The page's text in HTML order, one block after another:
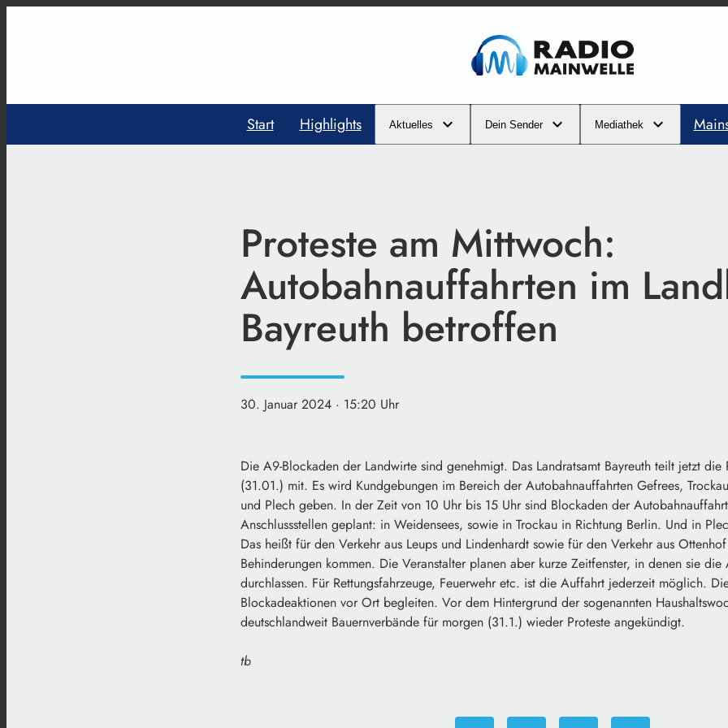
Start Highlights Aktuelles Dein Sender Mediathek
Proteste am Mittwoch:
Autobahnauffahrten im
Bayreuth betroffen
30. Januar 2024 · 15:20 Uhr
Die A9-Blockaden der Landwirte sind genehmigt. Das Landratsamt Bayreuth teilt jetzt
(31.01.) mit. Es wird Kundgebungen im Bereich der Autobahnauffahrten Gefrees,
und Plech geben. In der Zeit von 10 Uhr bis 15 Uhr sind Blockaden der
Anschlussstellen geplant: in Weidensees, sowie in Trockau in Richtung Berlin. Und in
Das heißt für den Verkehr aus Leups und Lindenhardt sowie für den Verkehr aus
Behinderungen kommen. Die Veranstalter planen aber kurze Zeitfenster, in denen sie
durchlassen. Für Rettungsfahrzeuge, Feuerwehr etc. ist die Auffahrt jederzeit möglich.
Blockadeaktionen vor Ort begleiten. Vor dem Hintergrund der sogenannten
deutschlandweit Bauernverbände für morgen (31.1.) wieder Proteste angekündigt.
tb